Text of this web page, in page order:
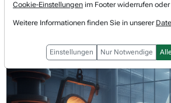
Carpenter
Speziallegierungen für
treiben Aktie auf
Cookie-Einstellungen im Footer widerrufen
Weitere Informationen finden Sie in unserer
Einstellungen Nur Notwendige